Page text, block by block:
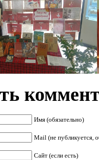
Имя (обязательно)
Mail (не публикуется,
Сайт (если есть)